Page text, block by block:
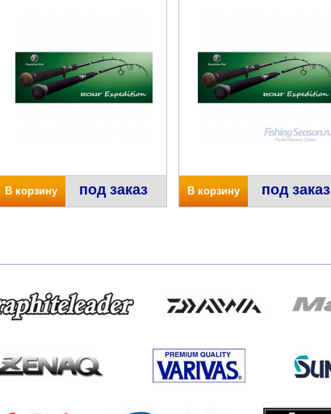
В корзину под заказ В корзину под заказ